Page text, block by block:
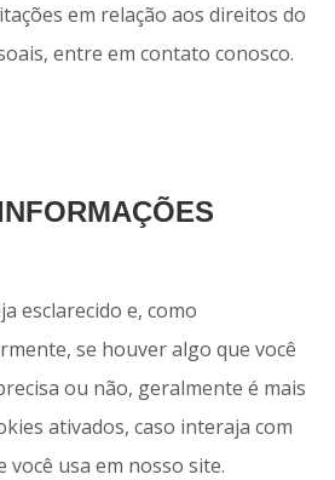
em relação aos direitos do
entre em contato conosco.
esclarecido e, como
se houver algo que você
ou não, geralmente é mais
ativados, caso interaja com
você usa em nosso site.